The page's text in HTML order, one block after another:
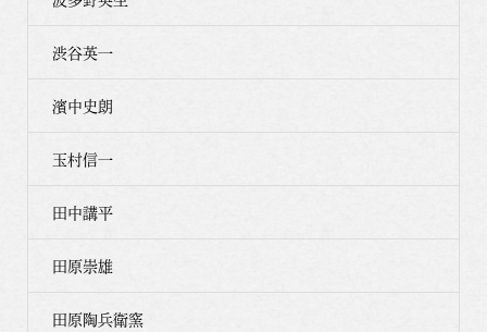
渋谷英一
濱中史朗
玉村信一
田中講平
田原崇雄
田原陶兵衛窯